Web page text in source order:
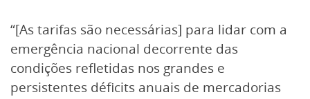
“[As tarifas são necessárias] para lidar com a
emergência nacional decorrente das
condições refletidas nos grandes e
persistentes déficits anuais de mercadorias